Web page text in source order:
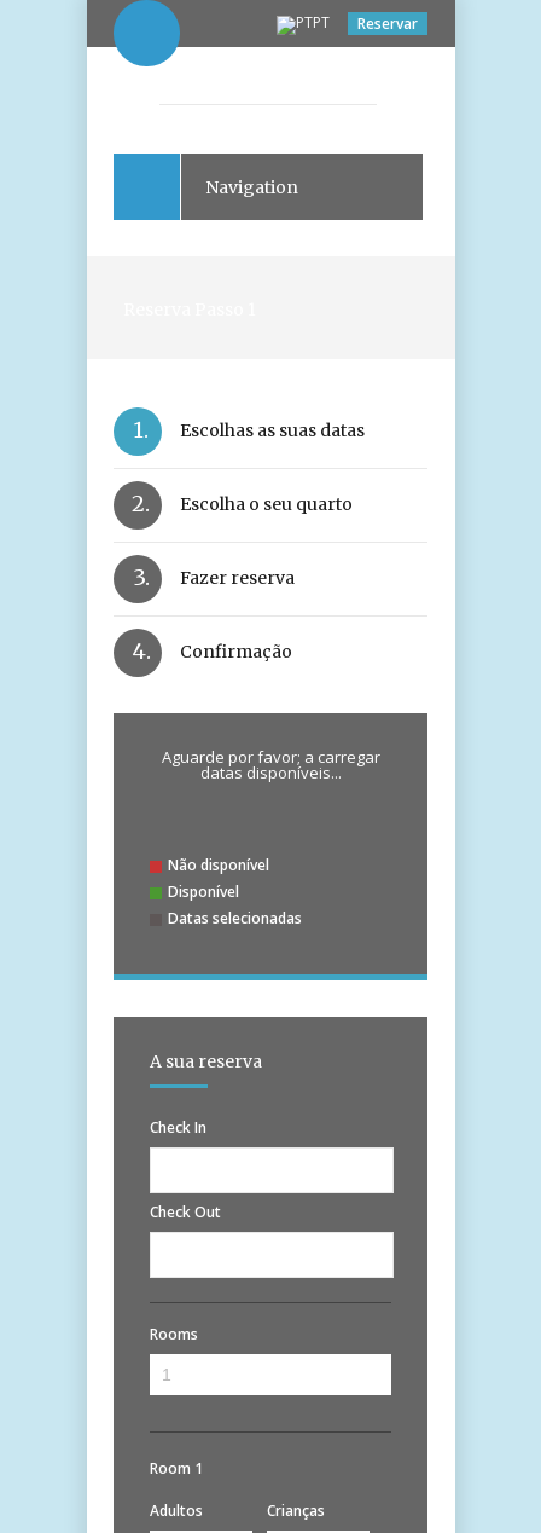
Reservar
PT
Navigation
1. Escolhas as suas datas
2. Escolha o seu quarto
3. Fazer reserva
4. Confirmação
Aguarde por favor; a carregar
datas disponíveis...
Não disponível
Disponível
Datas selecionadas
A sua reserva
Check In
Check Out
Rooms
Room 1
Adultos Crianças